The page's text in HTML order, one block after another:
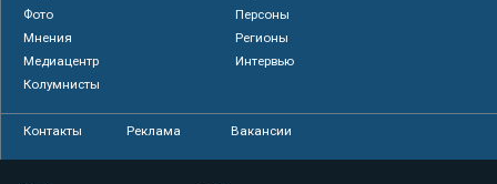
Фото
Персоны
Мнения
Регионы
Медиацентр
Интервью
Колумнисты
Контакты Реклама Вакансии